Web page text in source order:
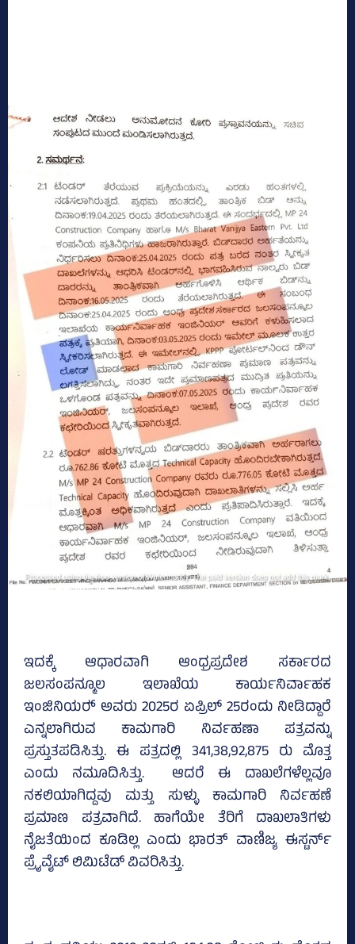
ಇದಕ್ಕೆ ಆಧಾರವಾಗಿ ಆಂಧ್ರಪ್ರದೇಶ ಸರ್ಕಾರದ
ಜಲಸಂಪನ್ಮೂಲ ಇಲಾಖೆಯ ಕಾರ್ಯನಿರ್ವಾಹಕ
ಇಂಜಿನಿಯರ್‍‌ ಅವರು 2025ರ ಏಪ್ರಿಲ್‌ 25ರಂದು ನೀಡಿದ್ದಾರೆ
ಎನ್ನಲಾಗಿರುವ ಕಾಮಗಾರಿ ನಿರ್ವಹಣಾ ಪತ್ರವನ್ನು
ಪ್ರಸ್ತುತಪಡಿಸಿತ್ತು. ಈ ಪತ್ರದಲ್ಲಿ 341,38,92,875 ರು ಮೊತ್ತ
ಎಂದು ನಮೂದಿಸಿತ್ತು. ಆದರೆ ಈ ದಾಖಲೆಗಳೆಲ್ಲವೂ
ನಕಲಿಯಾಗಿದ್ದವು ಮತ್ತು ಸುಳ್ಳು ಕಾಮಗಾರಿ ನಿರ್ವಹಣೆ
ಪ್ರಮಾಣ ಪತ್ರವಾಗಿದೆ. ಹಾಗೆಯೇ ತೆರಿಗೆ ದಾಖಲಾತಿಗಳು
ನೈಜತೆಯಿಂದ ಕೂಡಿಲ್ಲ ಎಂದು ಭಾರತ್‌ ವಾಣಿಜ್ಯ ಈಸ್ಟರ್ನ್
ಪ್ರೈವೈಟ್‌ ಲಿಮಿಟೆಡ್‌ ವಿವರಿಸಿತ್ತು.